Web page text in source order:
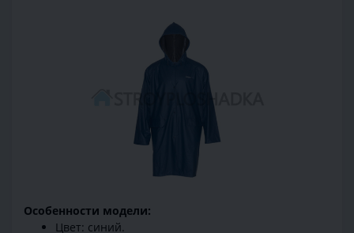
Особенности модели:
Цвет: синий.